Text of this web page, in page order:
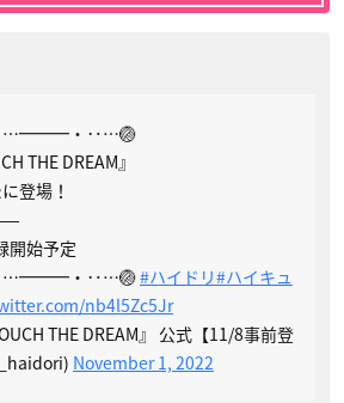
・‥…🏐
THE DREAM』
登場！
開始予定
・‥…🏐#ハイドリ#ハイキュ
nb4l5Zc5Jr
THE DREAM』 公式【11/8事前登
November 1, 2022